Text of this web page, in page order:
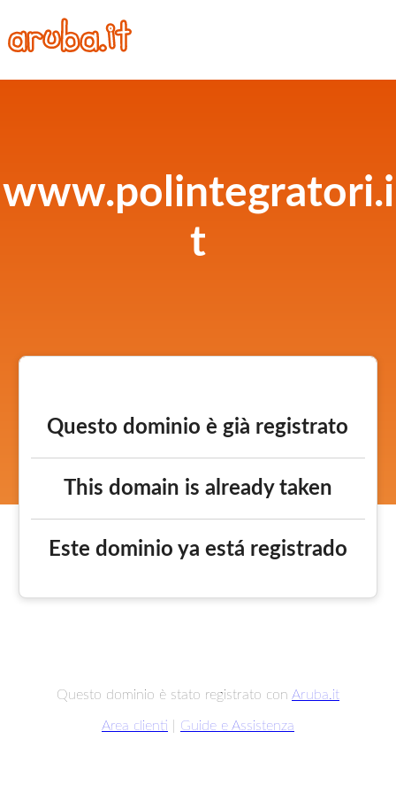
www.polintegratori.i
t
Questo dominio è già registrato
This domain is already taken
Este dominio ya está registrado
Questo dominio è stato registrato con Aruba.it
Area clienti Guide e Assistenza